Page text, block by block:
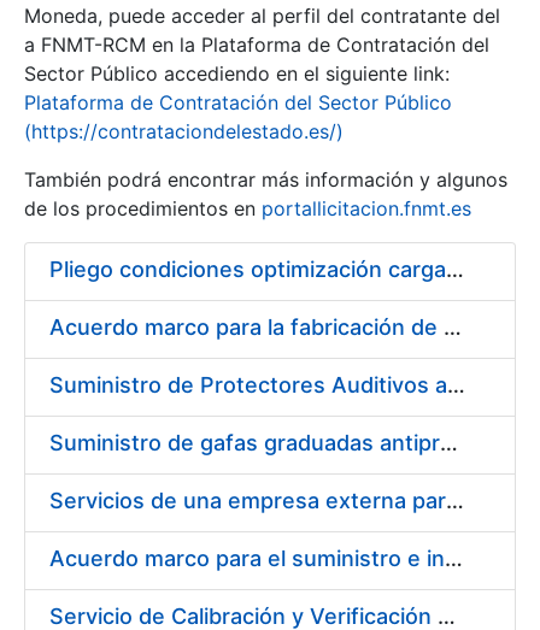
Show/Hide
Moneda, puede acceder al perfil del contratante del
a FNMT-RCM en la Plataforma de Contratación del
Sector Público accediendo en el siguiente link:
Plataforma de Contratación del Sector Público
(https://contrataciondelestado.es/)
También podrá encontrar más información y algunos
de los procedimientos en portallicitacion.fnmt.es
Pliego condiciones optimización cargas compras firmado
Acuerdo marco para la fabricación de piezas
Suministro de Protectores Auditivos a medida para las personas trabajadoras de los Centros de Trabajo de Madrid y Burgos
Suministro de gafas graduadas antiproyecciones para los trabajadores de la FNMT-RCM en los centros de trabajo de Madrid y Burgos
Servicios de una empresa externa para el asesoramiento y resolución de los recursos de alzada que se presentan relacionados con procesos de selección para la FNMT-RCM
Acuerdo marco para el suministro e instalación de persianas, estores y otros complementos
Servicio de Calibración y Verificación Externa de los Equipos de Medición del Servicio de Prevención de la FNMT-RCM